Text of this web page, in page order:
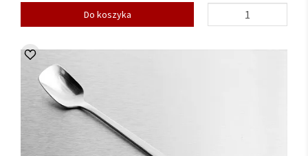
Do koszyka